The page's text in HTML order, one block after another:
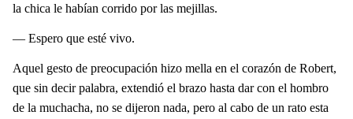
la chica le habían corrido por las mejillas.
— Espero que esté vivo.
Aquel gesto de preocupación hizo mella en el corazón de Robert,
que sin decir palabra, extendió el brazo hasta dar con el hombro
de la muchacha, no se dijeron nada, pero al cabo de un rato esta